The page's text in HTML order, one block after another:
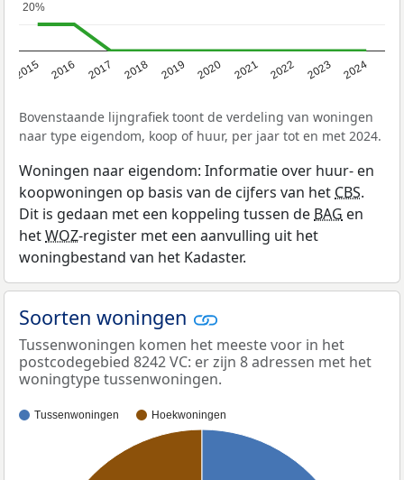
2015 2016 2017 2018 2019 2020 2021 2022 2023 2024
20%
20%
Bovenstaande lijngrafiek toont de verdeling van woningen
naar type eigendom, koop of huur, per jaar tot en met 2024.
Woningen naar eigendom: Informatie over huur- en
koopwoningen op basis van de cijfers van het CBS.
Dit is gedaan met een koppeling tussen de BAG en
hetWOZ-register met een aanvulling uit het
woningbestand van het Kadaster.
Soorten woningen
Tussenwoningen komen het meeste voor in het
postcodegebied 8242 VC: er zijn 8 adressen met het
woningtype tussenwoningen.
Tussenwoningen Hoekwoningen